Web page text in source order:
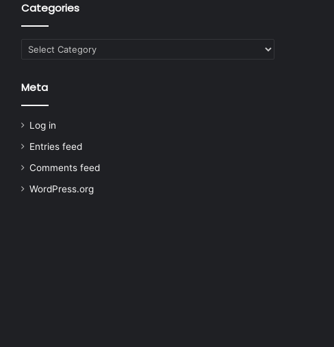
Categories
Categories
Meta
Log in
Entries feed
Comments feed
WordPress.org